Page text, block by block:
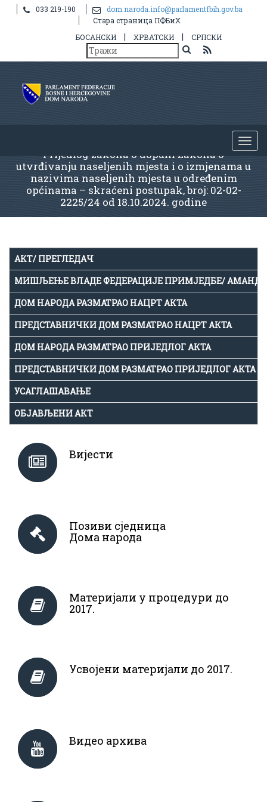
033 219-190
dom.naroda.info@parlamentfbih.gov.ba
Стара страница ПФБиХ
БОСАНСКИ
| ХРВАТСКИ | СРПСКИ
Prijedlog zakona o dopuni Zakona o
utvrđivanju naseljenih mjesta i o izmjenama u
nazivima naseljenih mjesta u određenim
općinama – skraćeni postupak, broj: 02-02-
2225/24 od 18.10.2024. godine
АКТ/ ПРЕГЛЕДАЧ
МИШЉЕЊЕ ВЛАДЕ ФЕДЕРАЦИЈЕ ПРИМЈЕДБЕ/
ДОМ НАРОДА РАЗМАТРАО НАЦРТ АКТА
ПРЕДСТАВНИЧКИ ДОМ РАЗМАТРАО НАЦРТ АКТА
ДОМ НАРОДА РАЗМАТРАО ПРИЈЕДЛОГ АКТА
ПРЕДСТАВНИЧКИ ДОМ РАЗМАТРАО ПРИЈЕДЛОГ АКТА
УСАГЛАШАВАЊЕ
ОБЈАВЉЕНИ АКТ
Вијести
Позиви сједница
Дома народа
Материјали у процедури до
2017.
Усвојени материјали до 2017.
Видео архива